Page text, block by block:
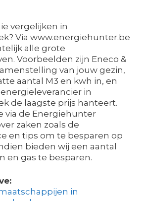
vergelijken in
Via www.energiehunter.be
alle grote
Voorbeelden zijn Eneco &
van jouw gezin,
aantal M3 en kwh in, en
in
de laagste prijs hanteert.
via de Energiehunter
zaken zoals de
en tips om te besparen op
bieden wij een aantal
en gas te besparen.
in